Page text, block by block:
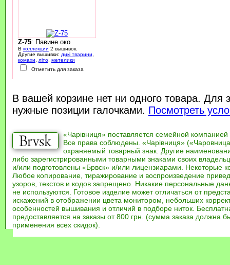
Z-75: Павине око
В коллекции 2 вышивок.
Другие вышивки: дикі тварини
комахи
літо, метелики
Отметить для заказа
В вашей корзине нет ни одного товара. Для
нужные позиции галочками. Посмотреть
«Чарівниця» поставляется семейной компанией
Все права соблюдены. «Чарівниця»
охраняемый товарный знак. Другие
либо зарегистрированными товарными знаками своих
и/или подготовлены «Брвск» и/или лицензиарами. Некоторые
Любое копирование, тиражирование и воспроизведение
узоров, текстов и кодов запрещено. Никакие персональные
не используются. Готовое изделие может отличаться от
искажений в отображении цвета монитором, небольших
особенностей вышивания и отличий в подборе ниток.
предоставляется на заказы от 800 грн. (сумма заказа должна
применения всех скидок).